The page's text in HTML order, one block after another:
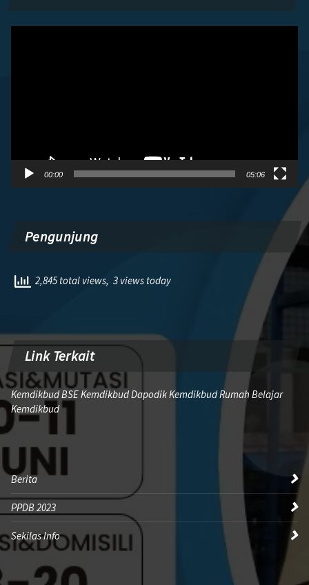
00:00 05:06
Pengunjung
2,845 total views, 3 views today
Link Terkait
Kemdikbud BSE Kemdikbud Dapodik Kemdikbud Rumah Belajar
Kemdikbud
Berita
PPDB 2023
Sekilas Info